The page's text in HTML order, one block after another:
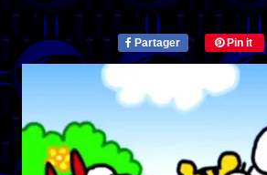
Partager Pin it